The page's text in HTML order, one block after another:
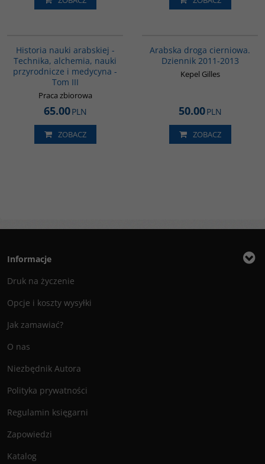
Historia nauki arabskiej -
Technika, alchemia, nauki
przyrodnicze i medycyna -
Tom III
Praca zbiorowa
65.00PLN
ZOBACZ
Arabska droga cierniowa.
Dziennik 2011-2013
Kepel Gilles
50.00PLN
ZOBACZ
Informacje
Druk na życzenie
Opcje i koszty wysyłki
Jak zamawiać?
O nas
Niezbędnik Autora
Polityka prywatności
Regulamin księgarni
Zapowiedzi
Katalog